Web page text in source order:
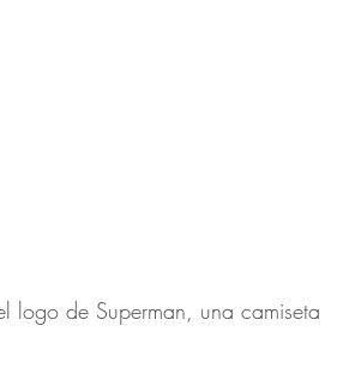
logo de Superman, una camiseta